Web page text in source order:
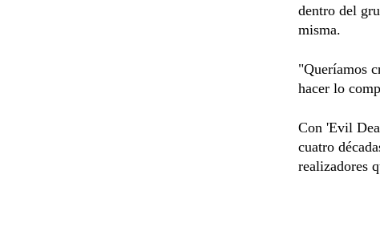
dentro del
misma.
"Queríamos
hacer lo
Con 'Evil
cuatro
realizadores